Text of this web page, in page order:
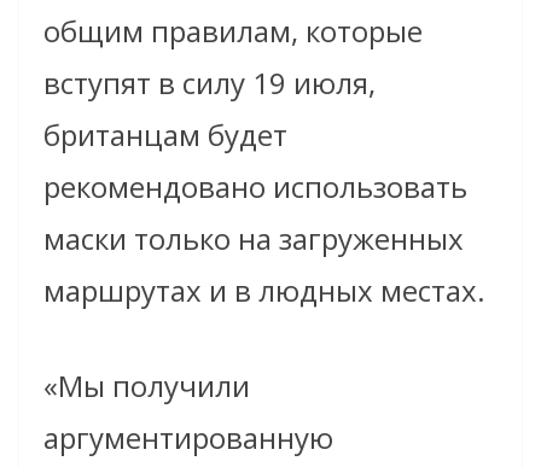
общим правилам, которые
вступят в силу 19 июля,
британцам будет
рекомендовано использовать
маски только на загруженных
маршрутах и в людных местах.
«Мы получили
аргументированную